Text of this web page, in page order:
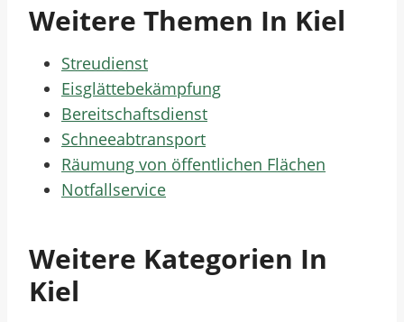
Weitere Themen In Kiel
Streudienst
Eisglättebekämpfung
Bereitschaftsdienst
Schneeabtransport
Räumung von öffentlichen Flächen
Notfallservice
Weitere Kategorien In
Kiel